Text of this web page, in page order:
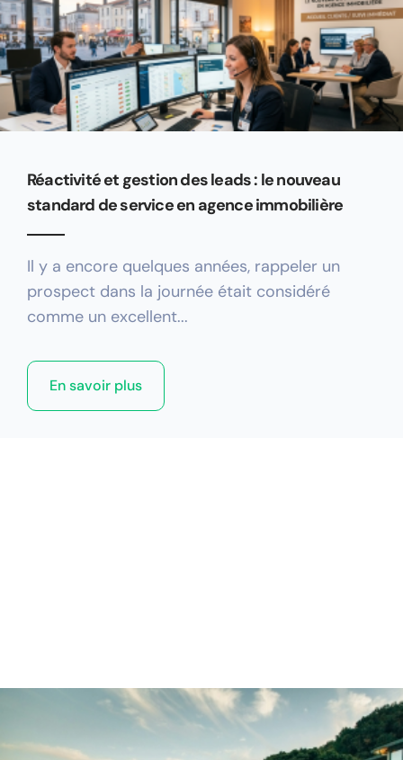
Réactivité et gestion des leads : le nouveau
standard de service en agence immobilière
Il y a encore quelques années, rappeler un
prospect dans la journée était considéré
comme un excellent...
En savoir plus